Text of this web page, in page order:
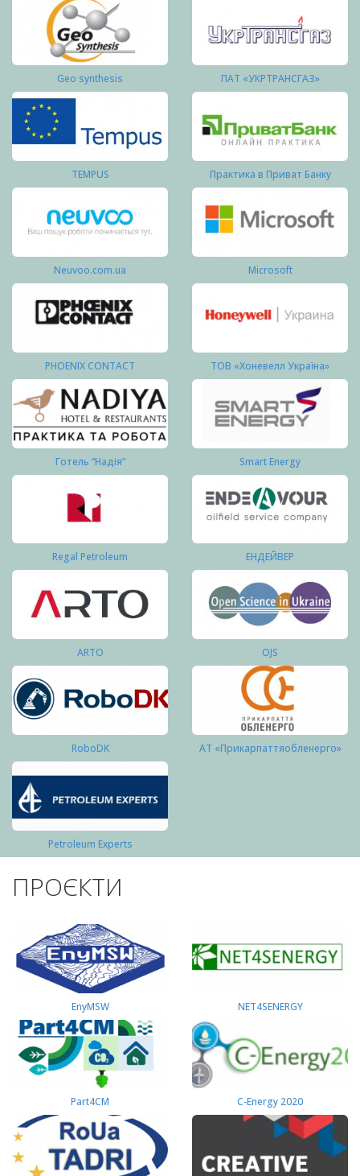
Geo synthesis ПАТ «УКРТРАНСГАЗ»
TEMPUS Практика в Приват Банку
Neuvoo.com.ua Microsoft
PHOENIX CONTACT ТОВ «Хоневелл Україна»
Готель “Надія” Smart Energy
Regal Petroleum ЕНДЕЙВЕР
ARTO OJS
RoboDK АТ «Прикарпаттяобленерго»
Petroleum Experts
ПРОЄКТИ
EnyMSW NET4SENERGY
Part4СМ C-Energy 2020